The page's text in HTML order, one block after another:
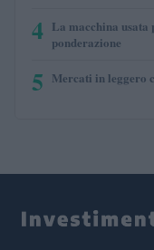
4 La macchina usata
ponderazione
5 Mercati in leggero